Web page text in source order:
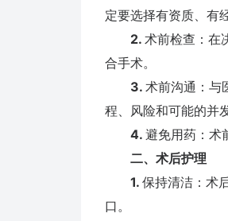
定要选择有资质、有
2. 术前检查：在
合手术。
3. 术前沟通：与
程、风险和可能的并
4. 避免用药：术
二、术后护理
1. 保持清洁：术
口。